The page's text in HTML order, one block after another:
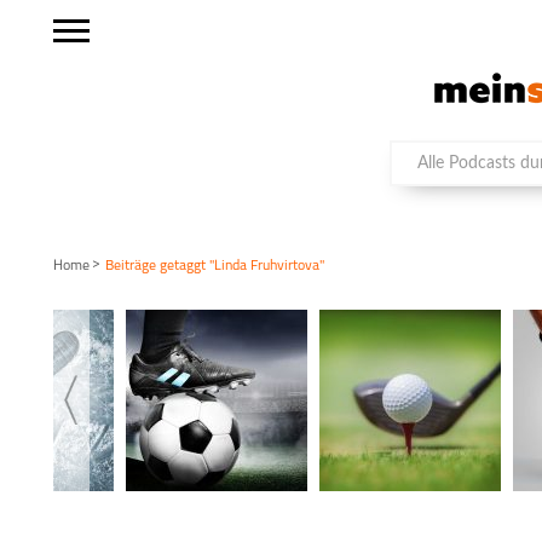
Home > Beiträge getaggt "Linda Fruhvirtova"